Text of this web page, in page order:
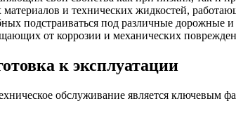
и технических жидкостей,
подстраиваться под различные дорожные
от коррозии и механических
к эксплуатации
обслуживание является